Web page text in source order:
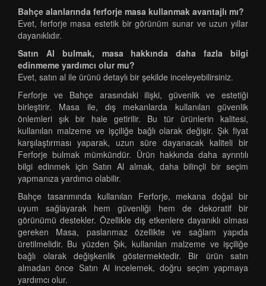
Bahçe alanlarında ferforje masa kullanmak avantajlı mı?
Evet, ferforje masa estetik bir görünüm sunar ve uzun yıllar
dayanıklıdır.
Satın Al bulmak, masa hakkında daha fazla bilgi
edinmeme yardımcı olur mu?
Evet, satın al ile ürünü detaylı bir şekilde inceleyebilirsiniz.
Ferforje ve Bahçe arasındaki ilişki, güvenlik ve estetiği
birleştirir. Masa ile, dış mekanlarda kullanılan güvenlik
önlemleri şık bir hale getirilir. Bu tür ürünlerin kalitesi,
kullanılan malzeme ve işçiliğe bağlı olarak değişir. Şık fiyat
karşılaştırması yaparak, uzun süre dayanacak kaliteli bir
Ferforje bulmak mümkündür. Ürün hakkında daha ayrıntılı
bilgi edinmek için Satın Al almak, daha bilinçli bir seçim
yapmanıza yardımcı olabilir.
Bahçe tasarımında kullanılan Ferforje, mekana doğal bir
uyum sağlayarak hem güvenliği hem de dekoratif bir
görünümü destekler. Özellikle dış etkenlere dayanıklı olması
gereken Masa, paslanmaz özellikte ve sağlam yapıda
üretilmelidir. Bu yüzden Şık, kullanılan malzeme ve işçiliğe
bağlı olarak değişkenlik göstermektedir. Bir ürün satın
almadan önce Satın Al incelemek, doğru seçim yapmaya
yardımcı olur.